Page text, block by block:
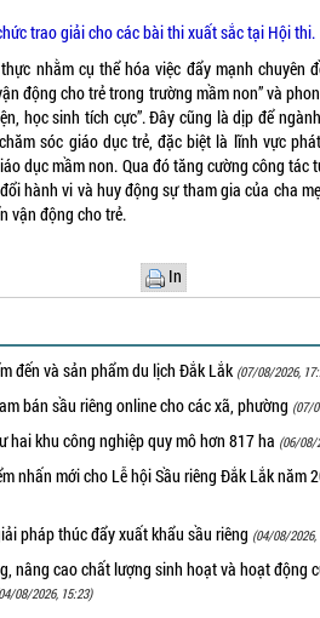
trao giải cho các bài thi xuất sắc tại Hội thi.
nhằm cụ thể hóa việc đẩy mạnh chuyên
động cho trẻ trong trường mầm non” và
học sinh tích cực”. Đây cũng là dịp để
sóc giáo dục trẻ, đặc biệt là lĩnh vực
dục mầm non. Qua đó tăng cường công tác
hành vi và huy động sự tham gia của cha
vận động cho trẻ.
In
đến và sản phẩm du lịch Đắk Lắk (07/08/2026,
bán sầu riêng online cho các xã, phường (07/
hai khu công nghiệp quy mô hơn 817 ha (06/08/
nhấn mới cho Lễ hội Sầu riêng Đắk Lắk năm
pháp thúc đẩy xuất khẩu sầu riêng (04/08/2026,
nâng cao chất lượng sinh hoạt và hoạt động
08/2026, 15:23)